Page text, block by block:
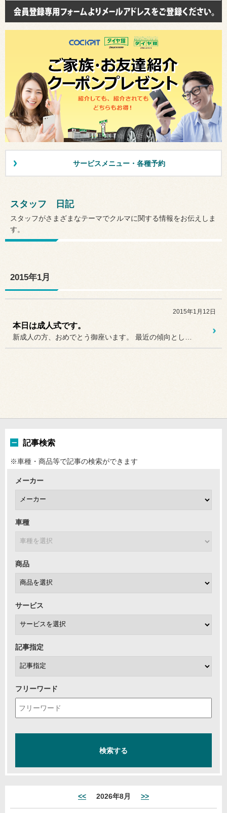
サービスメニュー・各種予約
スタッフ 日記
スタッフがさまざまなテーマでクルマに関する情報をお伝えしま
す。
2015年1月
2015年1月12日
本日は成人式です。
記事検索
※車種・商品等で記事の検索ができます
メーカー
車種
商品
サービス
記事指定
フリーワード
<< 2026年8月 >>